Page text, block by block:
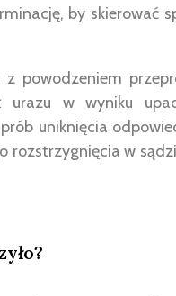
by skierować
powodzeniem
urazu w wyniku
uniknięcia
rozstrzygnięcia w